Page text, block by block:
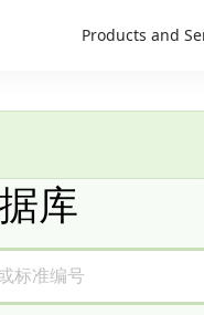
Products and
库
标准编号